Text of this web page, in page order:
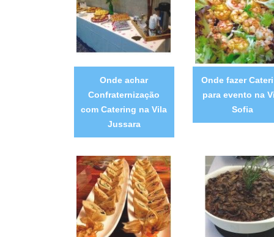
Onde achar
Confraternização
com Catering na Vila
Jussara
Onde fazer
para evento na
Sofia